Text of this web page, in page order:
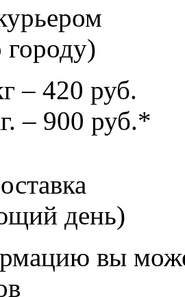
городу)
– 420 руб.
– 900 руб.*
день)
вы